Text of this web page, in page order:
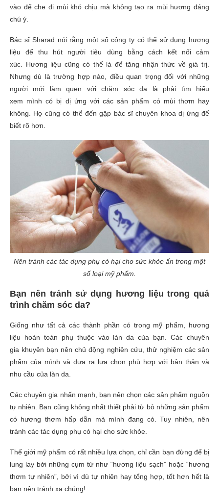
vào để che đi mùi khó chịu mà không tạo ra mùi hương đáng
chú ý.
Bác sĩSharad nói rằng một số công ty có thể sử dụng hương
liệu để thu hút người tiêu dùng bằng cách kết nối cảm
xúc. Hương liệu cũng có thể là để tăng nhận thức về giá trị.
Nhưng dù là trường hợp nào, điều quan trọng đối với những
người mới làm quen với chăm sóc da là phải tìm hiểu
xem mình có bị dị ứng với các sản phẩm có mùi thơm hay
không. Họ cũng có thể đến gặp bác sĩ chuyên khoa dị ứng để
biết rõ hơn.
Nên tránh các tác dụng phụ có hại cho sức khỏe ẩn trong một
số loại mỹ phẩm.
Bạn nên tránh sử dụng hương liệu trong quá
trình chăm sóc da?
Giống như tất cả các thành phần có trong mỹ phẩm
hương
liệu hoàn toàn phụ thuộc vào làn da của bạn.
Các chuyên
gia khuyên bạn nênchủ động nghiên cứu, thử nghiệm các sản
phẩm của mình và đưa ra lựa chọn phù hợp với bản thân và
nhu cầu của làn da.
Các chuyên gia nhấn mạnh, bạn nên chọncác sản phẩm nguồn
tự nhiên . Bạn cũng không nhất thiết phải từ bỏ những sản phẩm
có hương thơm hấp dẫn mà mình đang có. Tuy nhiên, nên
tránh các tác dụng phụ có hại cho sức khỏe
Thế giới mỹ phẩm có rất nhiều lựa chọn, chỉ cần bạn đừng để bị
lung lay bởi những cụm từ như “hương liệu sạch” hoặc “hương
thơm tự nhiên” , bởi vì dù tự nhiên hay tổng hợp, tốt hơn hết là
bạn nên tránh xa chúng!